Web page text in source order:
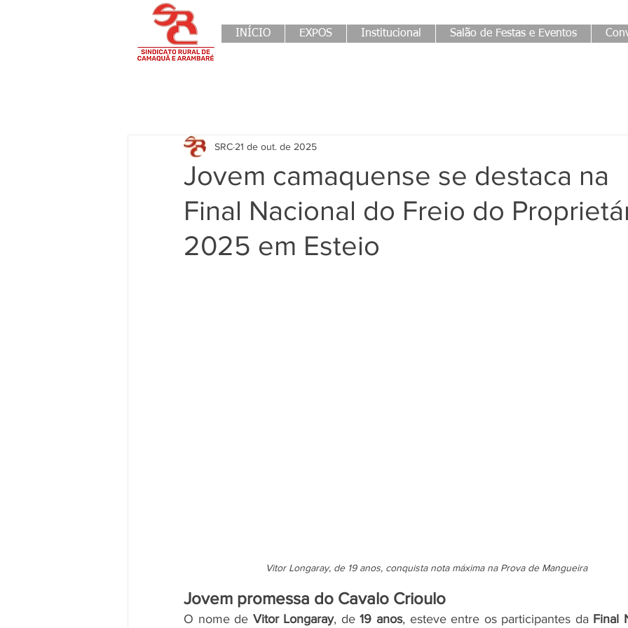
INÍCIO EXPOS Institucional Salão de Festas e Eventos
Jovem camaquense se destaca na
Final Nacional do Freio do
2025 em Esteio
SRC 21 de out. de 2025
Vitor Longaray, de 19 anos, conquista nota máxima na Prova de Mangueira
Jovem promessa do Cavalo Crioulo
O nome de Vitor Longaray, de 19 anos, esteve entre os participantes da Final